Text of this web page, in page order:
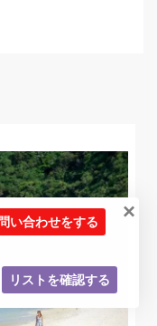
×
い合わせをする
リストを確認する